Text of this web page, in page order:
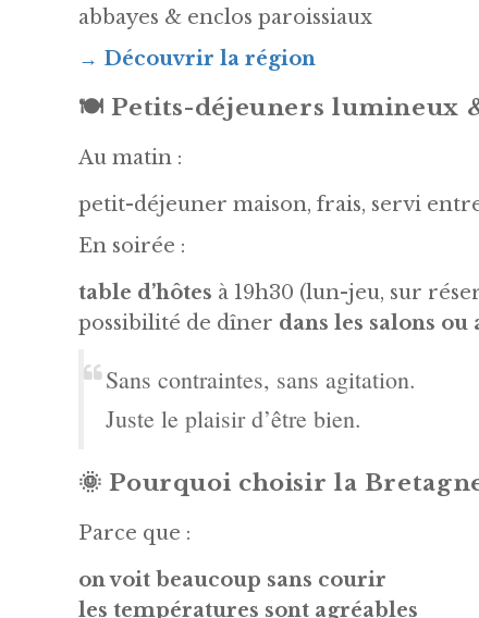
abbayes & enclos paroissiaux
→ Découvrir la région
🍽️Petits-déjeuners lumineux
Au matin :
petit-déjeuner maison, frais, servi
En soirée :
table d’hôtes à 19h30 (lun-jeu, sur
possibilité de dîner dans les salons
Sans contraintes, sans agitation.
Juste le plaisir d’être bien.
🌞 Pourquoi choisir la
Parce que :
on voit beaucoup sans courir
les températures sont agréables